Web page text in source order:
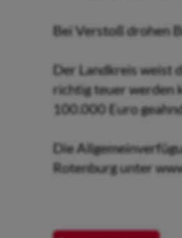
Bei Verstoß drohen
Der Landkreis weist
richtig teuer werden
100.000 Euro
Die
Rotenburg unter